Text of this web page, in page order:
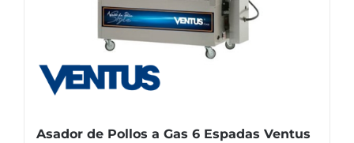
Asador de Pollos a Gas 6 Espadas Ventus